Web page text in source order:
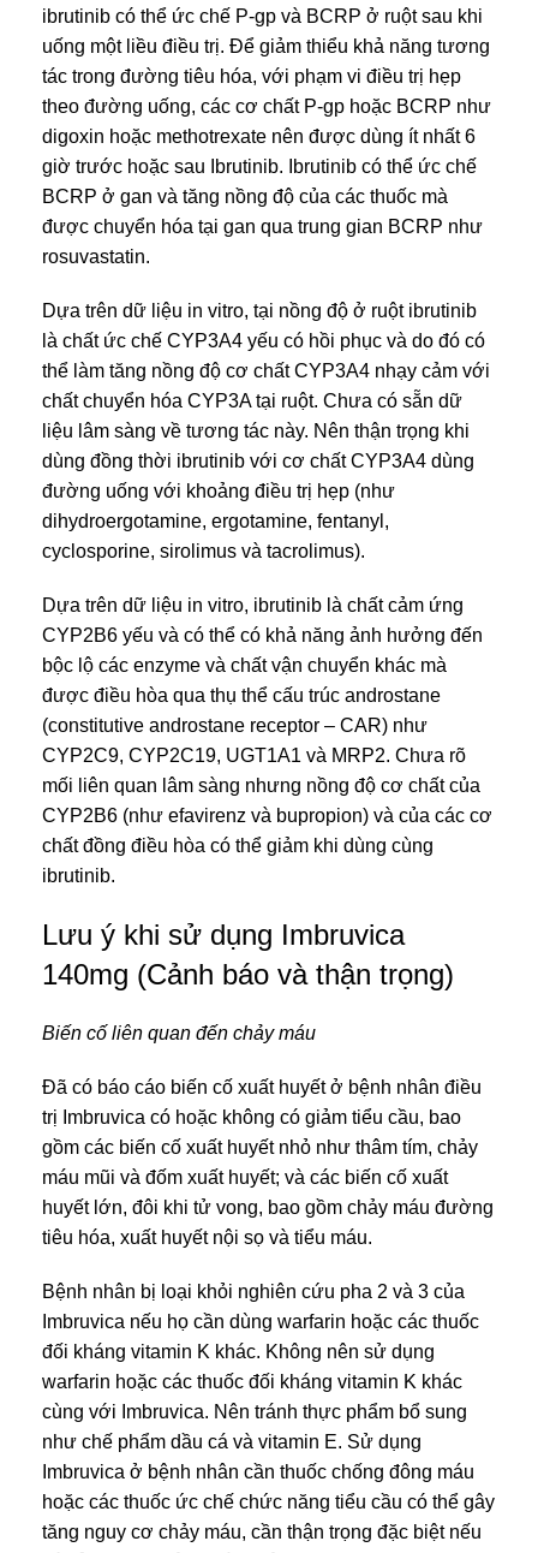
ibrutinib có thể ức chế P-gp và BCRP ở ruột sau khi
uống một liều điều trị. Để giảm thiểu khả năng tương
tác trong đường tiêu hóa, với phạm vi điều trị hẹp
theo đường uống, các cơ chất P-gp hoặc BCRP như
digoxin hoặc methotrexate nên được dùng ít nhất 6
giờ trước hoặc sau Ibrutinib. Ibrutinib có thể ức chế
BCRP ở gan và tăng nồng độ của các thuốc mà
được chuyển hóa tại gan qua trung gian BCRP như
rosuvastatin.
Dựa trên dữ liệu in vitro, tại nồng độ ở ruột ibrutinib
là chất ức chế CYP3A4 yếu có hồi phục và do đó có
thể làm tăng nồng độ cơ chất CYP3A4 nhạy cảm với
chất chuyển hóa CYP3A tại ruột. Chưa có sẵn dữ
liệu lâm sàng về tương tác này. Nên thận trọng khi
dùng đồng thời ibrutinib với cơ chất CYP3A4 dùng
đường uống với khoảng điều trị hẹp (như
dihydroergotamine, ergotamine, fentanyl,
cyclosporine, sirolimus và tacrolimus).
Dựa trên dữ liệu in vitro, ibrutinib là chất cảm ứng
CYP2B6 yếu và có thể có khả năng ảnh hưởng đến
bộc lộ các enzyme và chất vận chuyển khác mà
được điều hòa qua thụ thể cấu trúc androstane
(constitutive androstane receptor – CAR) như
CYP2C9, CYP2C19, UGT1A1 và MRP2. Chưa rõ
mối liên quan lâm sàng nhưng nồng độ cơ chất của
CYP2B6 (như efavirenz và bupropion) và của các cơ
chất đồng điều hòa có thể giảm khi dùng cùng
ibrutinib.
Lưu ý khi sử dụng Imbruvica
140mg (Cảnh báo và thận trọng)
Biến cố liên quan đến chảy máu
Đã có báo cáo biến cố xuất huyết ở bệnh nhân điều
trị Imbruvica có hoặc không có giảm tiểu cầu, bao
gồm các biến cố xuất huyết nhỏ như thâm tím, chảy
máu mũi và đốm xuất huyết; và các biến cố xuất
huyết lớn, đôi khi tử vong, bao gồm chảy máu đường
tiêu hóa, xuất huyết nội sọ và tiểu máu.
Bệnh nhân bị loại khỏi nghiên cứu pha 2 và 3 của
Imbruvica nếu họ cần dùng warfarin hoặc các thuốc
đối kháng vitamin K khác. Không nên sử dụng
warfarin hoặc các thuốc đối kháng vitamin K khác
cùng với Imbruvica. Nên tránh thực phẩm bổ sung
như chế phẩm dầu cá và vitamin E. Sử dụng
Imbruvica ở bệnh nhân cần thuốc chống đông máu
hoặc các thuốc ức chế chức năng tiểu cầu có thể gây
tăng nguy cơ chảy máu, cần thận trọng đặc biệt nếu